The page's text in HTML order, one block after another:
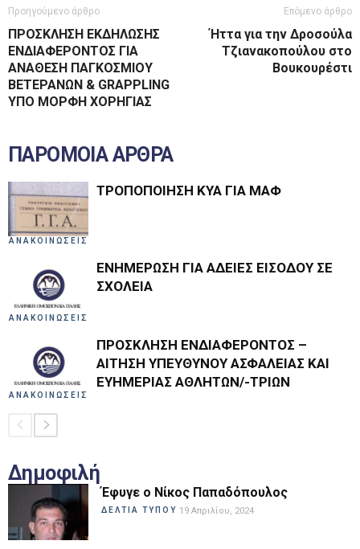
Προηγούμενο άρθρο
ΠΡΟΣΚΛΗΣΗ ΕΚΔΗΛΩΣΗΣ
ΕΝΔΙΑΦΕΡΟΝΤΟΣ ΓΙΑ
ΑΝΑΘΕΣΗ ΠΑΓΚΟΣΜΙΟΥ
ΒΕΤΕΡΑΝΩΝ & GRAPPLING
ΥΠΟ ΜΟΡΦΗ ΧΟΡΗΓΙΑΣ
Επόμενο άρθρο
Ήττα για την Δροσούλα
Τζιανακοπούλου στο
Βουκουρέστι
ΠΑΡΟΜΟΙΑ ΑΡΘΡΑ
ΑΝΑΚΟΙΝΩΣΕΙΣ
ΤΡΟΠΟΠΟΙΗΣΗ ΚΥΑ ΓΙΑ ΜΑΦ
ΑΝΑΚΟΙΝΩΣΕΙΣ
ΕΝΗΜΕΡΩΣΗ ΓΙΑ ΑΔΕΙΕΣ ΕΙΣΟΔΟΥ ΣΕ
ΣΧΟΛΕΙΑ
ΑΝΑΚΟΙΝΩΣΕΙΣ
ΠΡΟΣΚΛΗΣΗ ΕΝΔΙΑΦΕΡΟΝΤΟΣ –
ΑΙΤΗΣΗ ΥΠΕΥΘΥΝΟΥ ΑΣΦΑΛΕΙΑΣ ΚΑΙ
ΕΥΗΜΕΡΙΑΣ ΑΘΛΗΤΩΝ/-ΤΡΙΩΝ
Δημοφιλή
Έφυγε ο Νίκος Παπαδόπουλος
ΔΕΛΤΙΑ ΤΥΠΟΥ 19 Απριλίου, 2024